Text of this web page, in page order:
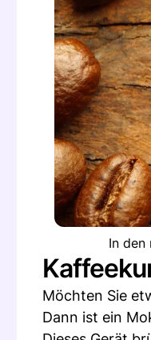
In den
Möchten Sie
Dann ist ein